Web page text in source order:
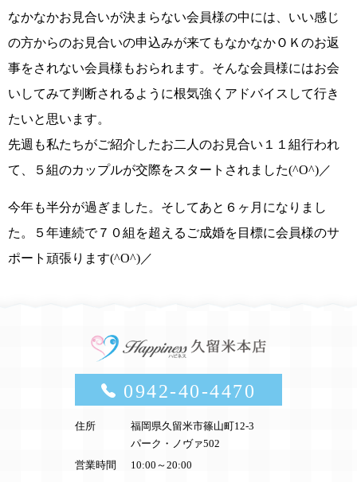
なかなかお見合いが決まらない会員様の中には、いい感じ
の方からのお見合いの申込みが来てもなかなかＯＫのお返
事をされない会員様もおられます。そんな会員様にはお会
いしてみて判断されるように根気強くアドバイスして行き
たいと思います。
先週も私たちがご紹介したお二人のお見合い１１組行われ
て、
５組のカップルが交際をスタート されました(^O^)／
今年も半分が過ぎました。そしてあと６ヶ月になりまし
た。
５年連続で７０組を超えるご成婚を目標に会員様のサ
ポート頑張ります(^O^)／
0942-40-4470
住所
福岡県久留米市篠山町12-3
パーク・ノヴァ502
営業時間
10:00～20:00